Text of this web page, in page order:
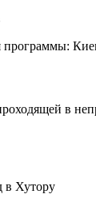
программы:
в
в Хутору